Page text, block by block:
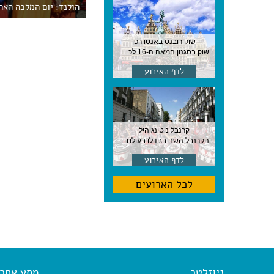
שוק רובנס באנטוורפן
שוק בסגנון המאה ה-16 לכבודו של הצייר המפורסם, בן העיר, נערך ב-15 באוגוסט באנטוורפן
לדף האירוע
קרנבל נוטינג היל
הקרנבל השני בגודלו בעולם, עם מוזיקה, תהלוכות ותחפושות. לונדון
לדף האירוע
לכל הארועים
הולנד: יום המלכה